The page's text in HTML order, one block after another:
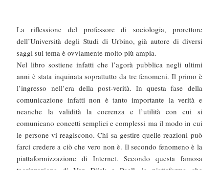
La riflessione del professore di sociologia, prorettore
dell’Università degli Studi di Urbino, già autore di diversi
saggi sul tema è ovviamente molto più ampia.
Nel libro sostiene infatti che l’agorà pubblica negli ultimi
anni è stata inquinata soprattutto da tre fenomeni. Il primo è
l’ingresso nell’era della post-verità. In questa fase della
comunicazione infatti non è tanto importante la verità e
neanche la validità la coerenza e l’utilità con cui si
comunicano concetti semplici e complessi ma il modo in cui
le persone vi reagiscono. Chi sa gestire quelle reazioni può
farci credere a ciò che vero non è. Il secondo fenomeno è la
piattaformizzazione di Internet. Secondo questa famosa